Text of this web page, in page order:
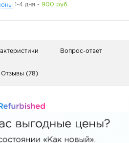
1-4 дня - 900 руб.
Вопрос-ответ
Отзывы (78)